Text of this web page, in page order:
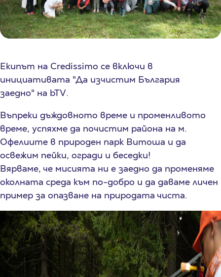
Екипът на Credissimo се включи в
инициативата "Да изчистим България
заедно" на bTV.
Въпреки дъждовното време и променливото
време, успяхме да почистим района на м.
Офелиите в природен парк Витоша и да
освежим пейки, огради и беседки!
Вярваме, че мисията ни е заедно да променяме
околната среда към по-добро и да даваме личен
пример за опазване на природата чиста.